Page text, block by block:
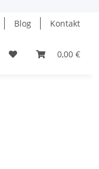
Blog Kontakt
0,00 €